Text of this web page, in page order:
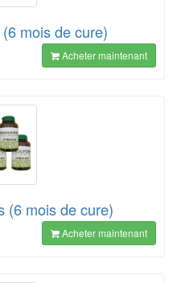
mois de cure)
Acheter maintenant
(6 mois de cure)
Acheter maintenant